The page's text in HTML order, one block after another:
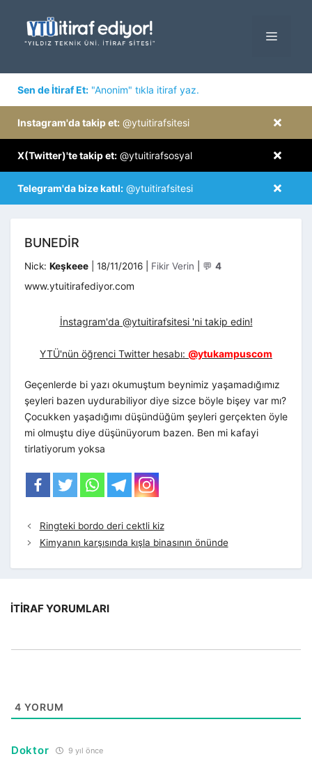
MENÜ
Sen de İtiraf Et: "Anonim" tıkla itiraf yaz.
×
Instagram'da takip et: @ytuitirafsitesi
×
X(Twitter)'te takip et: @ytuitirafsosyal
×
Telegram'da bize katıl: @ytuitirafsitesi
BUNEDIR
Nick: Keşkeee 18/11/2016 Kategoriler
Fikir Verin 💬 4
www.ytuitirafediyor.com
İnstagram'da @ytuitirafsitesi 'ni takip edin!
YTÜ'nün öğrenci Twitter hesabı: @ytukampuscom
Geçenlerde bi yazı okumuştum beynimiz yaşamadığımız
şeyleri bazen uydurabiliyor diye sizce böyle bişey var mı?
Çocukken yaşadığımı düşündüğüm şeyleri gerçekten öyle
mi olmuştu diye düşünüyorum bazen. Ben mi kafayi
tirlatiyorum yoksa
Ringteki bordo deri cektli kiz
Kimyanın karşısında kışla binasının önünde
İTIRAF YORUMLARI
4 YORUM
Doktor 9 yıl önce